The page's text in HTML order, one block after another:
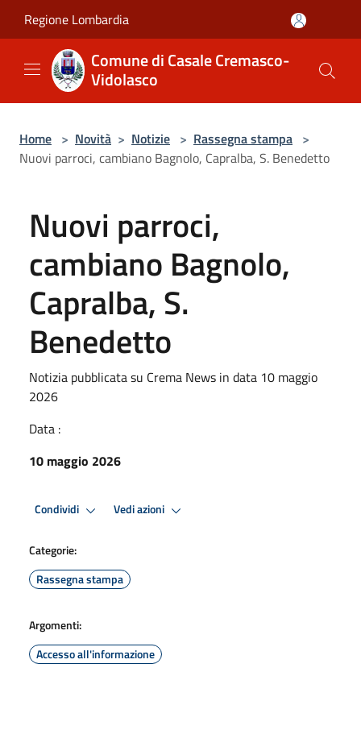
Regione Lombardia
Comune di Casale Cremasco-
Vidolasco
Home > Novità > Notizie > Rassegna stampa >
Nuovi parroci, cambiano Bagnolo, Capralba, S. Benedetto
Nuovi parroci,
cambiano Bagnolo,
Capralba, S.
Benedetto
Notizia pubblicata su Crema News in data 10 maggio
2026
Data :
10 maggio 2026
Condividi Vedi azioni
Categorie:
Rassegna stampa
Argomenti:
Accesso all'informazione